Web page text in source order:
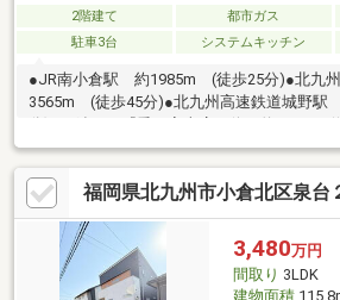
2階建て 都市ガス
駐車3台
システムキッチン
●JR南小倉駅 約1985m (徒歩25分)●北九
3565m (徒歩45分)●北九州高速鉄道城野
校 約1100m (徒歩14分)●篠崎中学校 約
ローソン 小倉高尾二丁目店 約715m (徒歩
真鶴店 約1200m (徒歩15分)
福岡県北九州市小倉北区泉台
3,480万円
間取り 3LDK
建物面積